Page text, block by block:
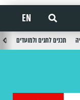
EN
תכנים לחגים ולמועדים